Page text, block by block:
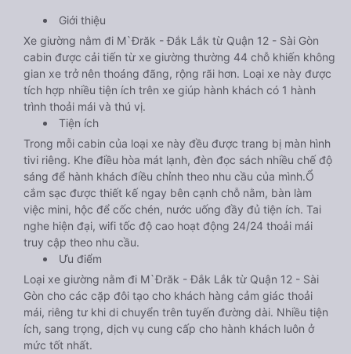
Giới thiệu
Xe giường nằm đi M`Đrăk - Đắk Lắk từ Quận 12 - Sài Gòn
cabin được cải tiến từ xe giường thường 44 chỗ khiến không
gian xe trở nên thoáng đãng, rộng rãi hơn. Loại xe này được
tích hợp nhiều tiện ích trên xe giúp hành khách có 1 hành
trình thoải mái và thú vị.
Tiện ích
Trong mỗi cabin của loại xe này đều được trang bị màn hình
tivi riêng. Khe điều hòa mát lạnh, đèn đọc sách nhiều chế độ
sáng để hành khách điều chỉnh theo nhu cầu của mình.Ổ
cắm sạc được thiết kế ngay bên cạnh chỗ nằm, bàn làm
việc mini, hộc để cốc chén, nước uống đầy đủ tiện ích. Tai
nghe hiện đại, wifi tốc độ cao hoạt động 24/24 thoải mái
truy cập theo nhu cầu.
Ưu điểm
Loại xe giường nằm đi M`Đrăk - Đắk Lắk từ Quận 12 - Sài
Gòn cho các cặp đôi tạo cho khách hàng cảm giác thoải
mái, riêng tư khi di chuyển trên tuyến đường dài. Nhiều tiện
ích, sang trọng, dịch vụ cung cấp cho hành khách luôn ở
mức tốt nhất.